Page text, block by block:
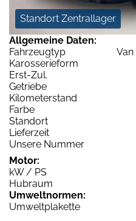
Standort Zentrallager
Allgemeine Daten:
Fahrzeugtyp
Karosserieform
Erst-Zul.
Getriebe
Kilometerstand
Farbe
Standort
Lieferzeit
Unsere Nummer
Motor:
kW / PS
Hubraum
Umweltnormen:
Umweltplakette